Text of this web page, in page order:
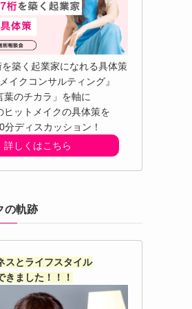
築く起業家になれる具体策
イクコンサルティング』
葉のチカラ」を軸に
ヒットメイクの具体策を
分ディスカッション！
詳しくはこちら
の軌跡
スとライフスタイル
きました！！！